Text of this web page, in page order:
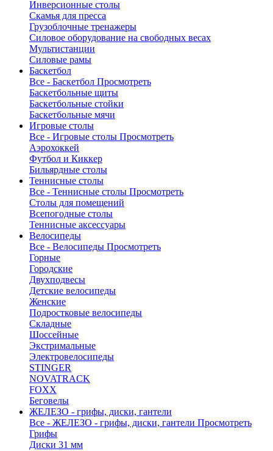
Инверсионные столы
Скамья для пресса
Грузоблочные тренажеры
Силовое оборудование на свободных весах
Мультистанции
Силовые рамы
Баскетбол
Все - Баскетбол Просмотреть
Баскетбольные щиты
Баскетбольные стойки
Баскетбольные мячи
Игровые столы
Все - Игровые столы Просмотреть
Аэрохоккей
Футбол и Киккер
Бильярдные столы
Теннисные столы
Все - Теннисные столы Просмотреть
Столы для помещений
Всепогодные столы
Теннисные аксессуары
Велосипеды
Все - Велосипеды Просмотреть
Горные
Городские
Двухподвесы
Детские велосипеды
Женские
Подростковые велосипеды
Складные
Шоссейные
Экстримальные
Электровелосипеды
STINGER
NOVATRACK
FOXX
Беговелы
ЖЕЛЕЗО - грифы, диски, гантели
Все - ЖЕЛЕЗО - грифы, диски, гантели Просмотреть
Грифы
Диски 31 мм